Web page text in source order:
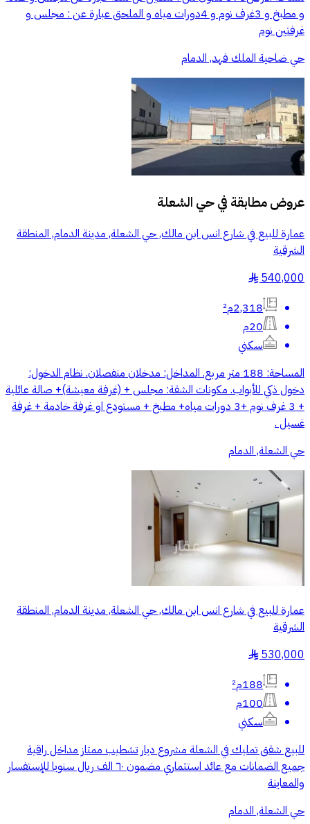
و مطبخ و 3غرف نوم و 4دورات مياه و الملحق عبارة عن : مجلس و
غرفتين نوم
حي ضاحية الملك فهد, الدمام
عروض مطابقة فيحي الشعلة
عمارة للبيع في شارع انس ابن مالك, حي الشعلة, مدينة الدمام, المنطقة
الشرقية
540,000
§
2,318م²
20م
سكني
المساحة: 188 متر مربع. المداخل: مدخلان منفصلان. نظام الدخول:
دخول ذكي للأبواب. مكونات الشقة: مجلس + (غرفة معيشة)+ صالة عائلية
+ 3 غرف نوم +3 دورات مياه+ مطبخ + مستودع او غرفة خادمة + غرفة
غسيل .
حي الشعلة, الدمام
عمارة للبيع في شارع انس ابن مالك, حي الشعلة, مدينة الدمام, المنطقة
الشرقية
530,000
§
188م²
100م
سكني
للبيع شقق تمليك في الشعلة مشروع ديار تشطيب ممتاز مداخل راقية
جميع الضمانات مع عائد استثماري مضمون ٦٠ الف ريال سنويا للإستفسار
والمعاينة
حي الشعلة, الدمام